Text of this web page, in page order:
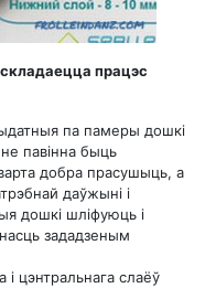
складаецца працэс
па памеры дошкі
павінна быць
добра прасушыць, а
даўжыні і
дошкі шліфуюць і
зададзеным
цэнтральнага слаёў